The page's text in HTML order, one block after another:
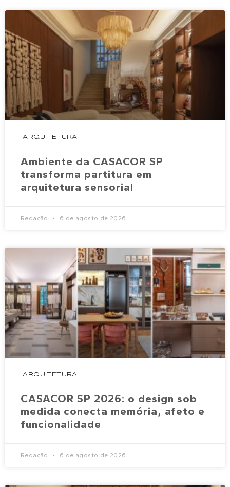
ARQUITETURA
Ambiente da CASACOR SP
transforma partitura em
arquitetura sensorial
Redação 6 de agosto de 2026
ARQUITETURA
CASACOR SP 2026: o design sob
medida conecta memória, afeto e
funcionalidade
Redação 6 de agosto de 2026